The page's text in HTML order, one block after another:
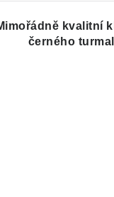
kvalitní
černého